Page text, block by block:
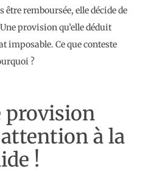
être remboursée, elle décide de
provision qu’elle déduit
imposable. Ce que conteste
?
provision
à la
!